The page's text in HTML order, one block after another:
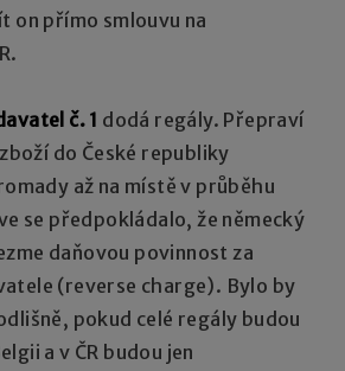
on přímo smlouvu na
č. 1 dodá regály. Přepraví
do České republiky
až na místě v průběhu
se předpokládalo, že německý
daňovou povinnost za
(reverse charge). Bylo by
pokud celé regály budou
a v ČR budou jen